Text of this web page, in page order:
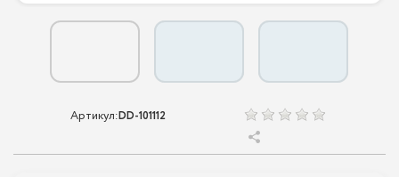
Артикул:DD-101112